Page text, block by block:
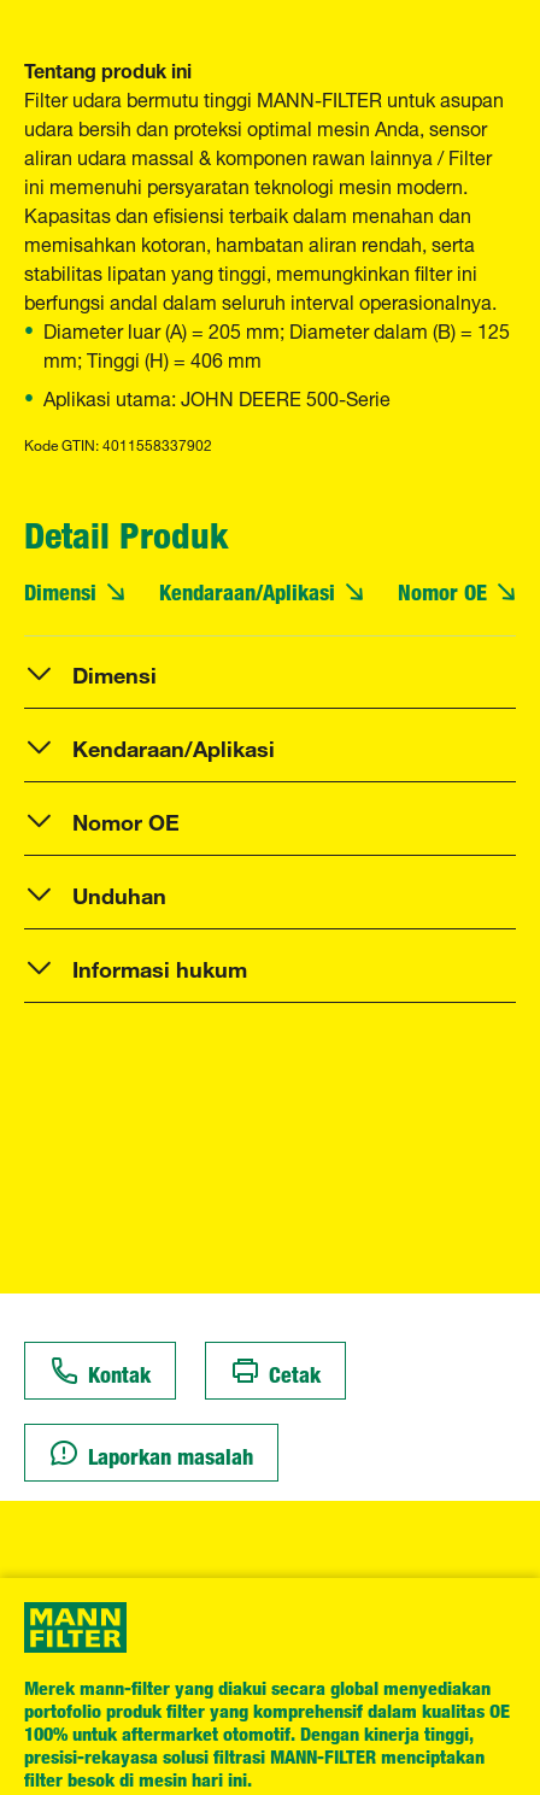
Tentang produk ini
Filter udara bermutu tinggi MANN-FILTER untuk asupan
udara bersih dan proteksi optimal mesin Anda, sensor
aliran udara massal & komponen rawan lainnya / Filter
ini memenuhi persyaratan teknologi mesin modern.
Kapasitas dan efisiensi terbaik dalam menahan dan
memisahkan kotoran, hambatan aliran rendah, serta
stabilitas lipatan yang tinggi, memungkinkan filter ini
berfungsi andal dalam seluruh interval operasionalnya.
Diameter luar (A) = 205 mm; Diameter dalam (B) = 125
mm; Tinggi (H) = 406 mm
Aplikasi utama: JOHN DEERE 500-Serie
Kode GTIN: 4011558337902
Detail Produk
Dimensi Kendaraan/Aplikasi Nomor OE
Dimensi
Kendaraan/Aplikasi
Nomor OE
Unduhan
Informasi hukum
Kontak Cetak
Laporkan masalah
Merek mann-filter yang diakui secara global menyediakan
portofolio produk filter yang komprehensif dalam kualitas OE
100% untuk aftermarket otomotif. Dengan kinerja tinggi,
presisi-rekayasa solusi filtrasi MANN-FILTER menciptakan
filter besok di mesin hari ini.